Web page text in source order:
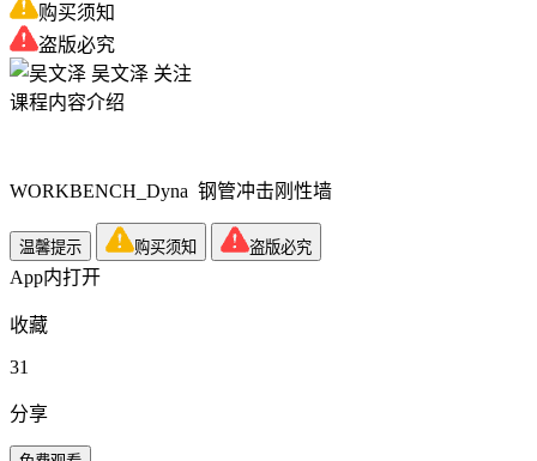
购买须知
盗版必究
吴文泽 关注
课程内容介绍
WORKBENCH_Dyna 钢管冲击刚性墙
温馨提示 购买须知 盗版必究
App内打开
收藏
31
分享